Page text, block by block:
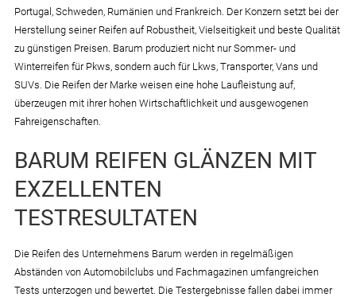
Portugal, Schweden, Rumänien und Frankreich. Der Konzern setzt bei der
Herstellung seiner Reifen auf Robustheit, Vielseitigkeit und beste Qualität
zu günstigen Preisen. Barum produziert nicht nur Sommer- und
Winterreifen für Pkws, sondern auch für Lkws, Transporter, Vans und
SUVs. Die Reifen der Marke weisen eine hohe Laufleistung auf,
überzeugen mit ihrer hohen Wirtschaftlichkeit und ausgewogenen
Fahreigenschaften.
BARUM REIFEN GLÄNZEN MIT
EXZELLENTEN
TESTRESULTATEN
Die Reifen des Unternehmens Barum werden in regelmäßigen
Abständen von Automobilclubs und Fachmagazinen umfangreichen
Tests unterzogen und bewertet. Die Testergebnisse fallen dabei immer